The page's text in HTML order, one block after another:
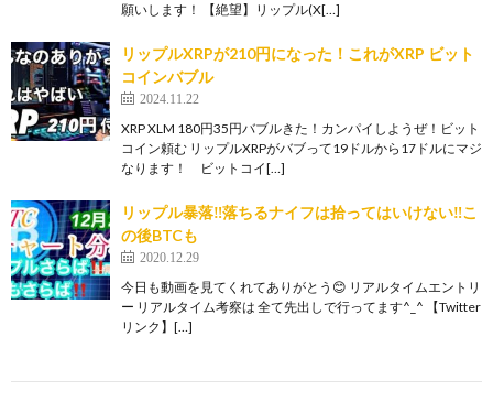
願いします！ 【絶望】リップル(X[…]
リップルXRPが210円になった！これがXRP ビット
コインバブル
2024.11.22
XRP XLM 180円35円バブルきた！カンパイしようぜ！ビット
コイン頼む リップルXRPがバブって19ドルから17ドルにマジ
なります！ ビットコイ[…]
リップル暴落‼️落ちるナイフは拾ってはいけない‼️こ
の後BTCも
2020.12.29
今日も動画を見てくれてありがとう😊 リアルタイムエントリ
ー リアルタイム考察は 全て先出しで行ってます^_^ 【Twitter
リンク】[…]